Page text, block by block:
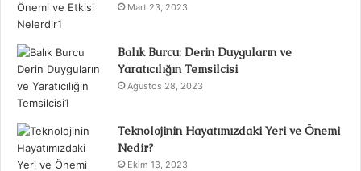
Mart 23, 2023
Balık Burcu: Derin Duyguların ve
Yaratıcılığın Temsilcisi
Ağustos 28, 2023
Teknolojinin Hayatımızdaki Yeri ve Önemi
Nedir?
Ekim 13, 2023